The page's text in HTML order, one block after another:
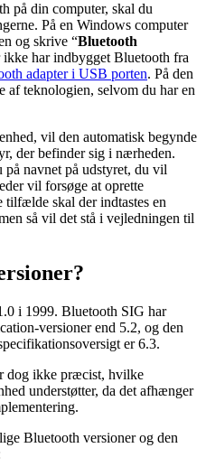
på din computer, skal du
På en Windows computer
og skrive “Bluetooth
har indbygget Bluetooth fra
adapter i USB porten. På den
teknologien, selvom du har en
vil den automatisk begynde
der befinder sig i nærheden.
navnet på udstyret, du vil
vil forsøge at oprette
tilfælde skal der indtastes en
så vil det stå i vejledningen til
i 1999. Bluetooth SIG har
versioner end 5.2, og den
er 6.3.
dog ikke præcist, hvilke
understøtter, da det afhænger
Bluetooth versioner og den